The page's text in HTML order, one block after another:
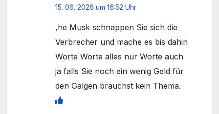
15. 06. 2026 um 16:52 Uhr
,he Musk schnappen Sie sich die
Verbrecher und mache es bis dahin
Worte Worte alles nur Worte auch
ja falls Sie noch ein wenig Geld für
den Galgen brauchst kein Thema.